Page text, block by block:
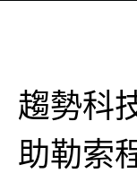
趨勢科
助勒索